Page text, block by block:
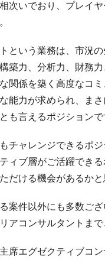
次いでおり、プレイ
という業務は、市況
築力、分析力、財務
関係を築く高度なコ
能力が求められ、ま
も言えるポジションで
チャレンジできるポ
ィブ層がご活躍できる
だける機会があるかと
案件以外にも多数ご
アコンサルタントまで
エグゼクティブコン